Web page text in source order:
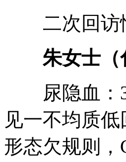
二次回访
朱女士（
尿隐血：
见一不均质
形态欠规则